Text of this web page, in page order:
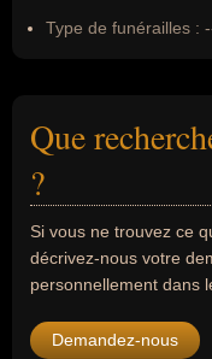
Type de funérailles :
Que
?
Si vous ne trouvez ce
décrivez-nous votre
personnellement dans
Demandez-nous